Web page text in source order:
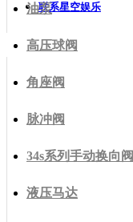
联系星空娱乐
油泵
高压球阀
角座阀
脉冲阀
34s系列手动换向阀
液压马达